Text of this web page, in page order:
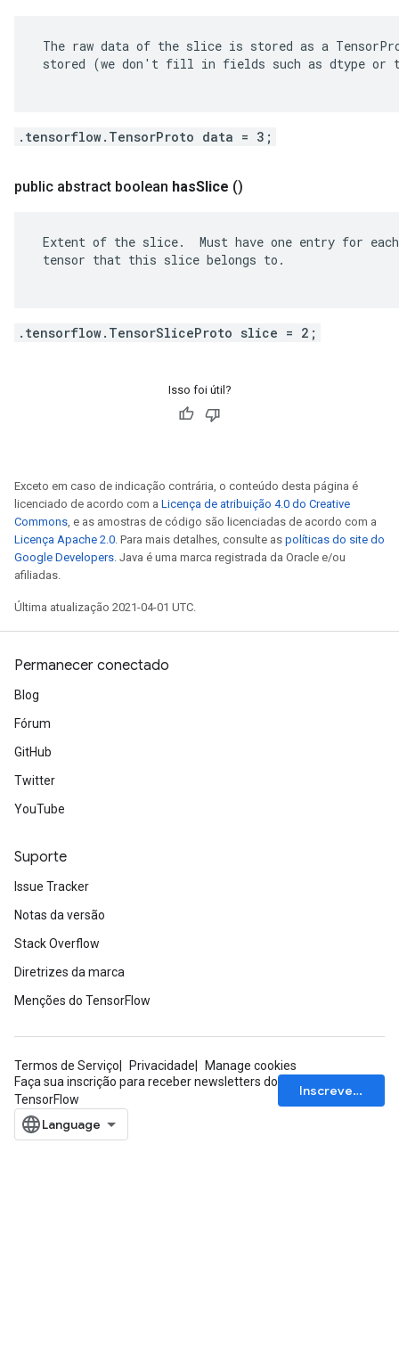
The raw data of the slice is stored as a
stored (we don't fill in fields such as dtype or
.tensorflow.TensorProto data = 3;
public abstract boolean hasSlice ()
Extent of the slice.  Must have one entry for
tensor that this slice belongs to.
.tensorflow.TensorSliceProto slice = 2;
Isso foi útil?
Exceto em caso de indicação contrária, o conteúdo desta página é
licenciado de acordo com a Licença de atribuição 4.0 do Creative
Commons, e as amostras de código são licenciadas de acordo com a
Licença Apache 2.0. Para mais detalhes, consulte as políticas do site do
Google Developers. Java é uma marca registrada da Oracle e/ou
afiliadas.
Última atualização 2021-04-01 UTC.
Permanecer conectado
Blog
Fórum
GitHub
Twitter
YouTube
Suporte
Issue Tracker
Notas da versão
Stack Overflow
Diretrizes da marca
Menções do TensorFlow
Termos de Serviço Privacidade
Manage cookies
Faça sua inscrição para receber newsletters do
TensorFlow
Inscrever-se